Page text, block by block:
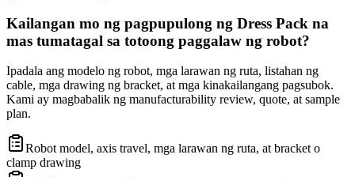
Kailangan mo ng pagpupulong ng Dress Pack na
mas tumatagal sa totoong paggalaw ng robot?
Ipadala ang modelo ng robot, mga larawan ng ruta, listahan ng
cable, mga drawing ng bracket, at mga kinakailangang pagsubok.
Kami ay magbabalik ng manufacturability review, quote, at sample
plan.
Robot model, axis travel, mga larawan ng ruta, at bracket o
clamp drawing